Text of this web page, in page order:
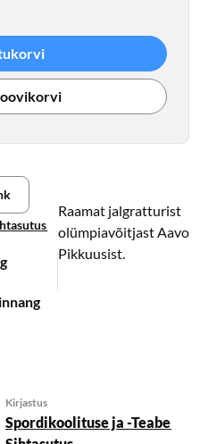
Raamat jalgratturist
olümpiavõitjast Aavo
Pikkuusist.
Kirjastus
Spordikoolituse ja -Teabe